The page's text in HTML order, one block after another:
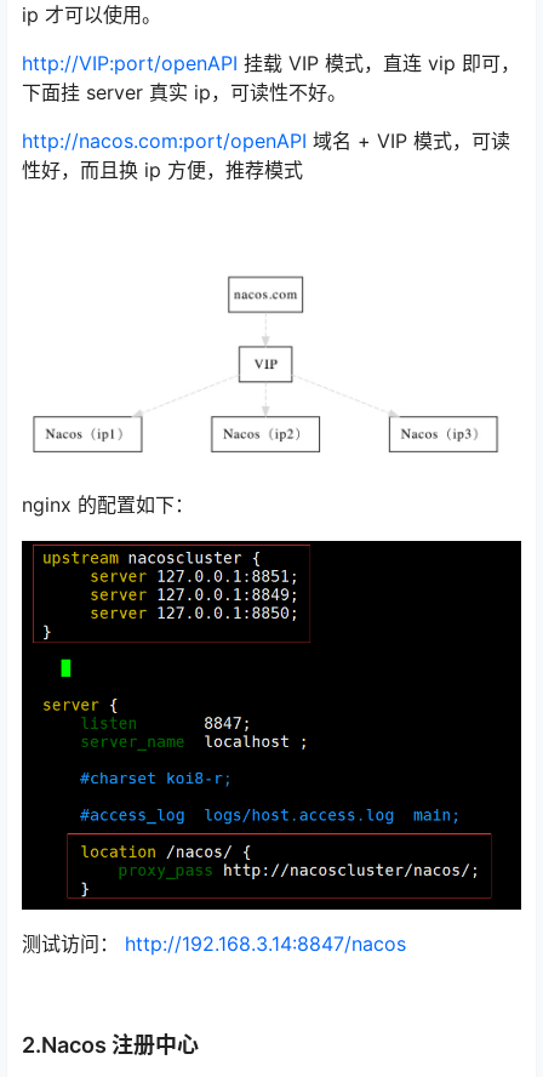
ip 才可以使用。
http://VIP:port/openAPI 挂载 VIP 模式，直连 vip 即可，
下面挂 server 真实 ip，可读性不好。
http://nacos.com:port/openAPI 域名 + VIP 模式，可读
性好，而且换 ip 方便，推荐模式
nginx 的配置如下：
测试访问： http://192.168.3.14:8847/nacos
2.Nacos 注册中心